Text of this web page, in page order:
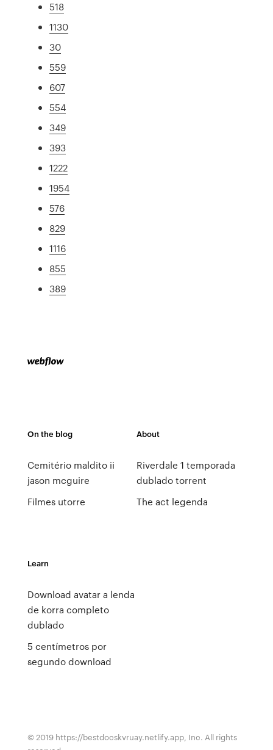
518
1130
30
559
607
554
349
393
1222
1954
576
829
1116
855
389
On the blog
Cemitério maldito ii
jason mcguire
Filmes utorre
About
Riverdale 1 temporada
dublado torrent
The act legenda
Learn
Download avatar a lenda
de korra completo
dublado
5 centímetros por
segundo download
© 2019 https://bestdocskvruay.netlify.app, Inc. All rights